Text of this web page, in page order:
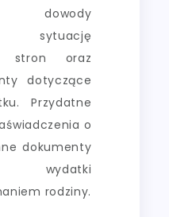
dowody
sytuację
stron oraz
dotyczące
Przydatne
o
dokumenty
wydatki
rodziny.